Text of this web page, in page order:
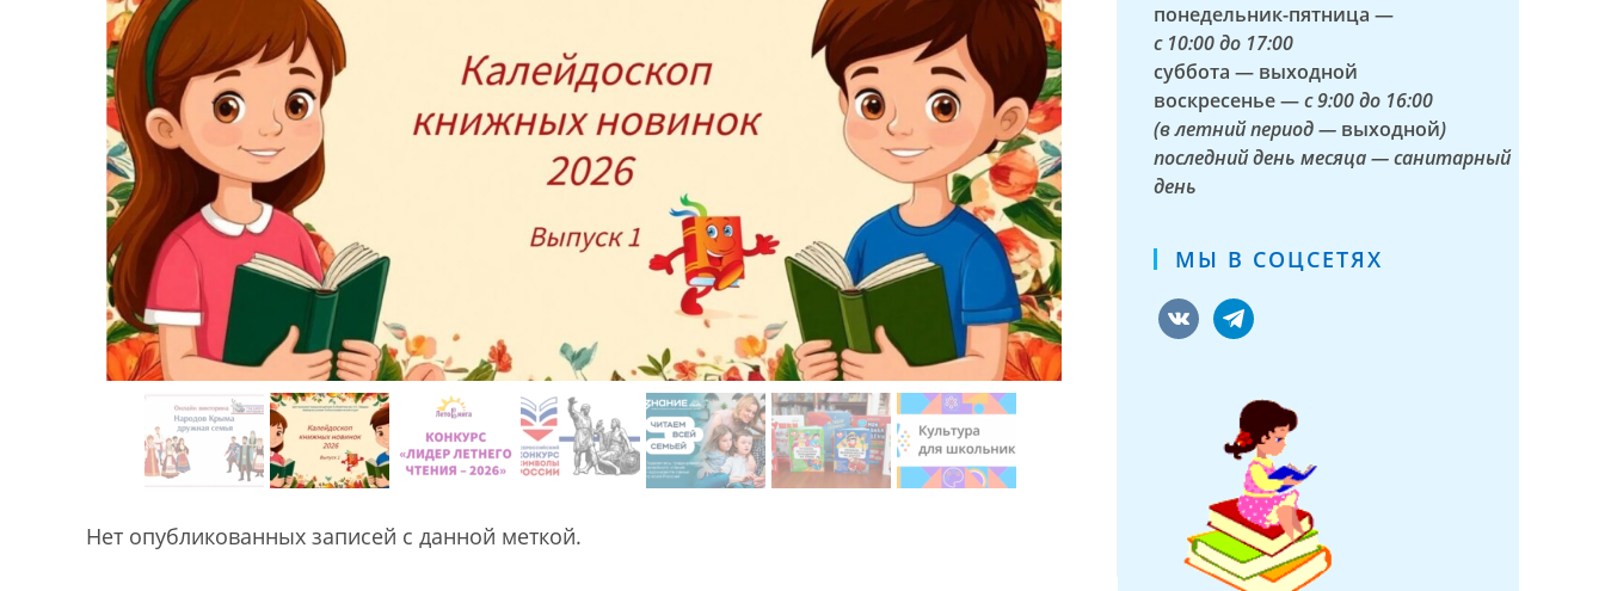
Нет опубликованных записей с данной меткой.
понедельник-пятница —
с 10:00 до 17:00
суббота — выходной
воскресенье —с 9:00 до 16:00
(в летний период — выходной)
последний день месяца — санитарный
день
МЫ В СОЦСЕТЯХ
vkontaktetelegram